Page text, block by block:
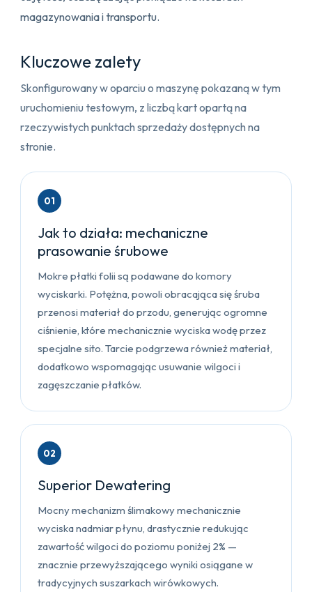
magazynowania i transportu.
Kluczowe zalety
Skonfigurowany w oparciu o maszynę pokazaną w tym
uruchomieniu testowym, z liczbą kart opartą na
rzeczywistych punktach sprzedaży dostępnych na
stronie.
01
Jak to działa: mechaniczne
prasowanie śrubowe
Mokre płatki folii są podawane do komory
wyciskarki. Potężna, powoli obracająca się śruba
przenosi materiał do przodu, generując ogromne
ciśnienie, które mechanicznie wyciska wodę przez
specjalne sito. Tarcie podgrzewa również materiał,
dodatkowo wspomagając usuwanie wilgoci i
zagęszczanie płatków.
02
Superior Dewatering
Mocny mechanizm ślimakowy mechanicznie
wyciska nadmiar płynu, drastycznie redukując
zawartość wilgoci do poziomu poniżej 2% —
znacznie przewyższającego wyniki osiągane w
tradycyjnych suszarkach wirówkowych.